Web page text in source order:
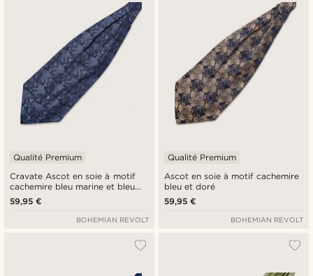
Cravate Ascot en soie à motif
cachemire bleu marine et bleu
clair
Qualité Premium
59,95 €
BOHEMIAN REVOLT
Ascot en soie à motif cachemire
bleu et doré
Qualité Premium
59,95 €
BOHEMIAN REVOLT